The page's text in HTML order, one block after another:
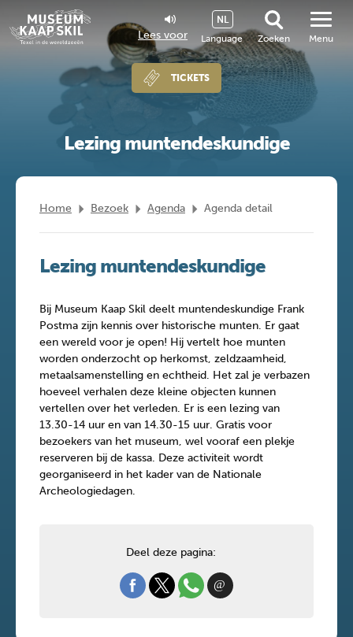
Lees voor Language
NL
Zoeken
TICKETS
Menu
Lezing muntendeskundige
Home Bezoek Agenda Agenda detail
Lezing muntendeskundige
Bij Museum Kaap Skil deelt muntendeskundige Frank
Postma zijn kennis over historische munten. Er gaat
een wereld voor je open! Hij vertelt hoe munten
worden onderzocht op herkomst, zeldzaamheid,
metaalsamenstelling en echtheid. Het zal je verbazen
hoeveel verhalen deze kleine objecten kunnen
vertellen over het verleden. Er is een lezing van
13.30-14 uur en van 14.30-15 uur. Gratis voor
bezoekers van het museum, wel vooraf een plekje
reserveren bij de kassa. Deze activiteit wordt
georganiseerd in het kader van de Nationale
Archeologiedagen.
Deel deze pagina: